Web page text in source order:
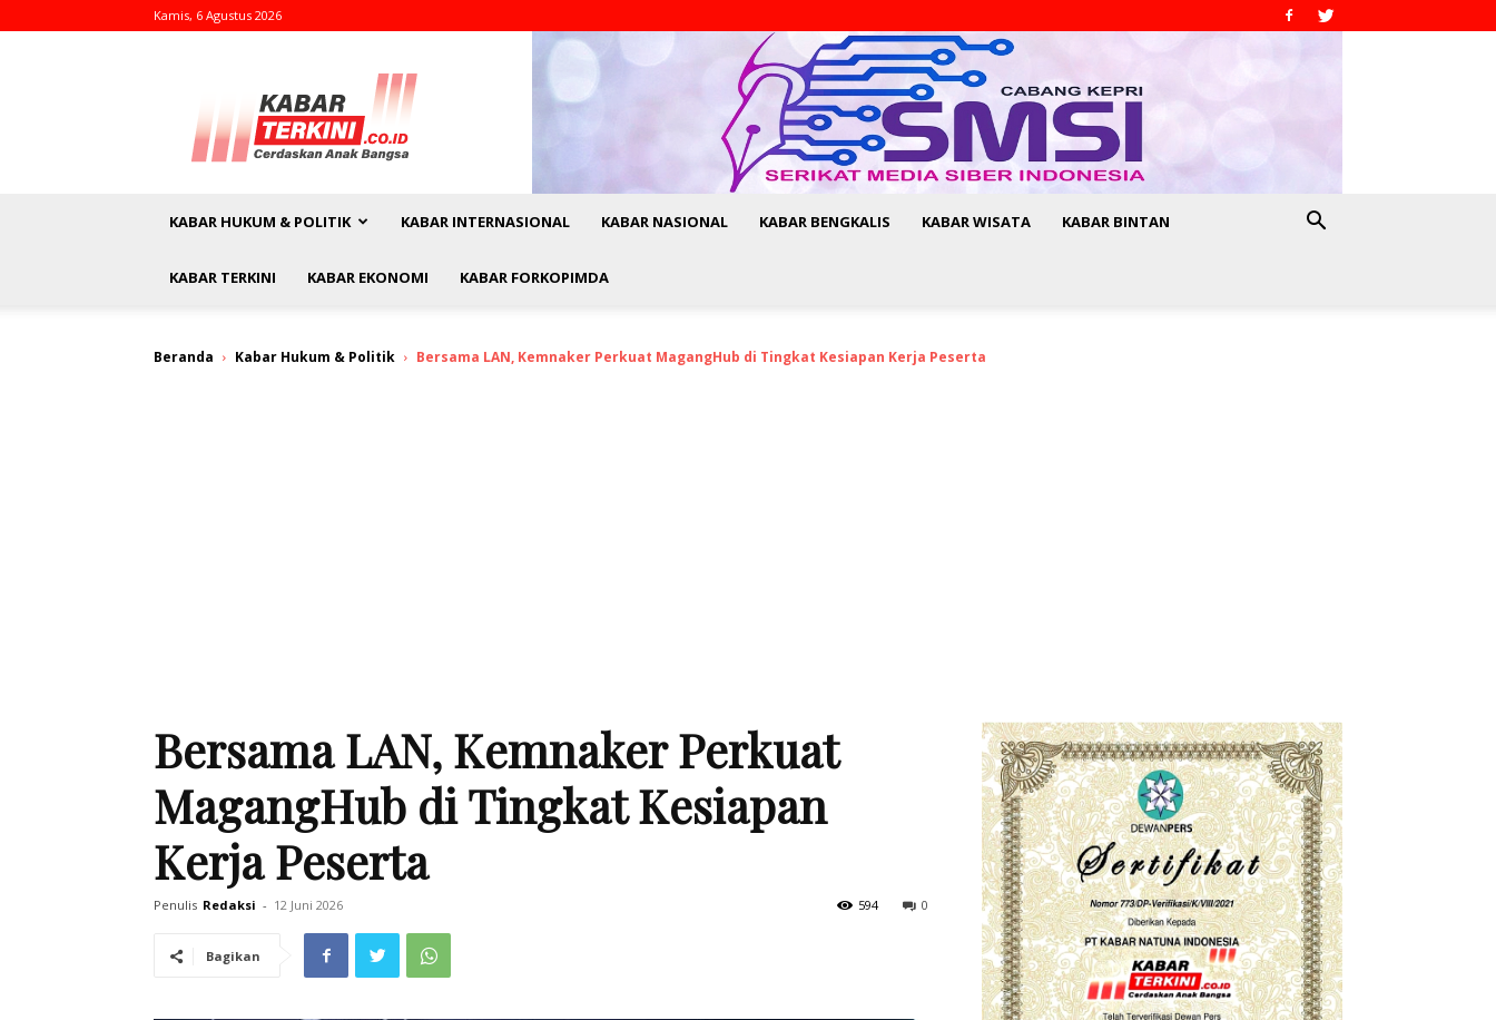
Kamis, 6 Agustus 2026
kabarterkini.co.id
KABAR HUKUM & POLITIK KABAR INTERNASIONAL KABAR NASIONAL KABAR BENGKALIS KABAR WISATA KABAR BINTAN
KABAR TERKINI KABAR EKONOMI KABAR FORKOPIMDA
Beranda Kabar Hukum & Politik Bersama LAN, Kemnaker Perkuat MagangHub di Tingkat Kesiapan Kerja Peserta
Bersama LAN, Kemnaker Perkuat
MagangHub di Tingkat Kesiapan
Kerja Peserta
Penulis Redaksi - 12 Juni 2026 0
594
Bagikan